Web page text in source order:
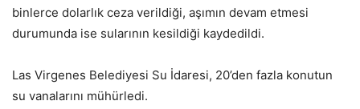
binlerce dolarlık ceza verildiği, aşımın devam etmesi
durumunda ise sularının kesildiği kaydedildi.
Las Virgenes Belediyesi Su İdaresi, 20’den fazla konutun
su vanalarını mühürledi.